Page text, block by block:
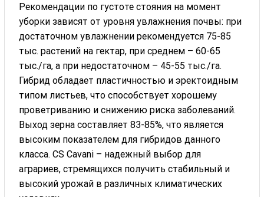
Рекомендации по густоте стояния на момент
уборки зависят от уровня увлажнения почвы: при
достаточном увлажнении рекомендуется 75-85
тыс. растений на гектар, при среднем – 60-65
тыс./га, а при недостаточном – 45-55 тыс./га.
Гибрид обладает пластичностью и эректоидным
типом листьев, что способствует хорошему
проветриванию и снижению риска заболеваний.
Выход зерна составляет 83-85%, что является
высоким показателем для гибридов данного
класса. CS Cavani – надежный выбор для
аграриев, стремящихся получить стабильный и
высокий урожай в различных климатических